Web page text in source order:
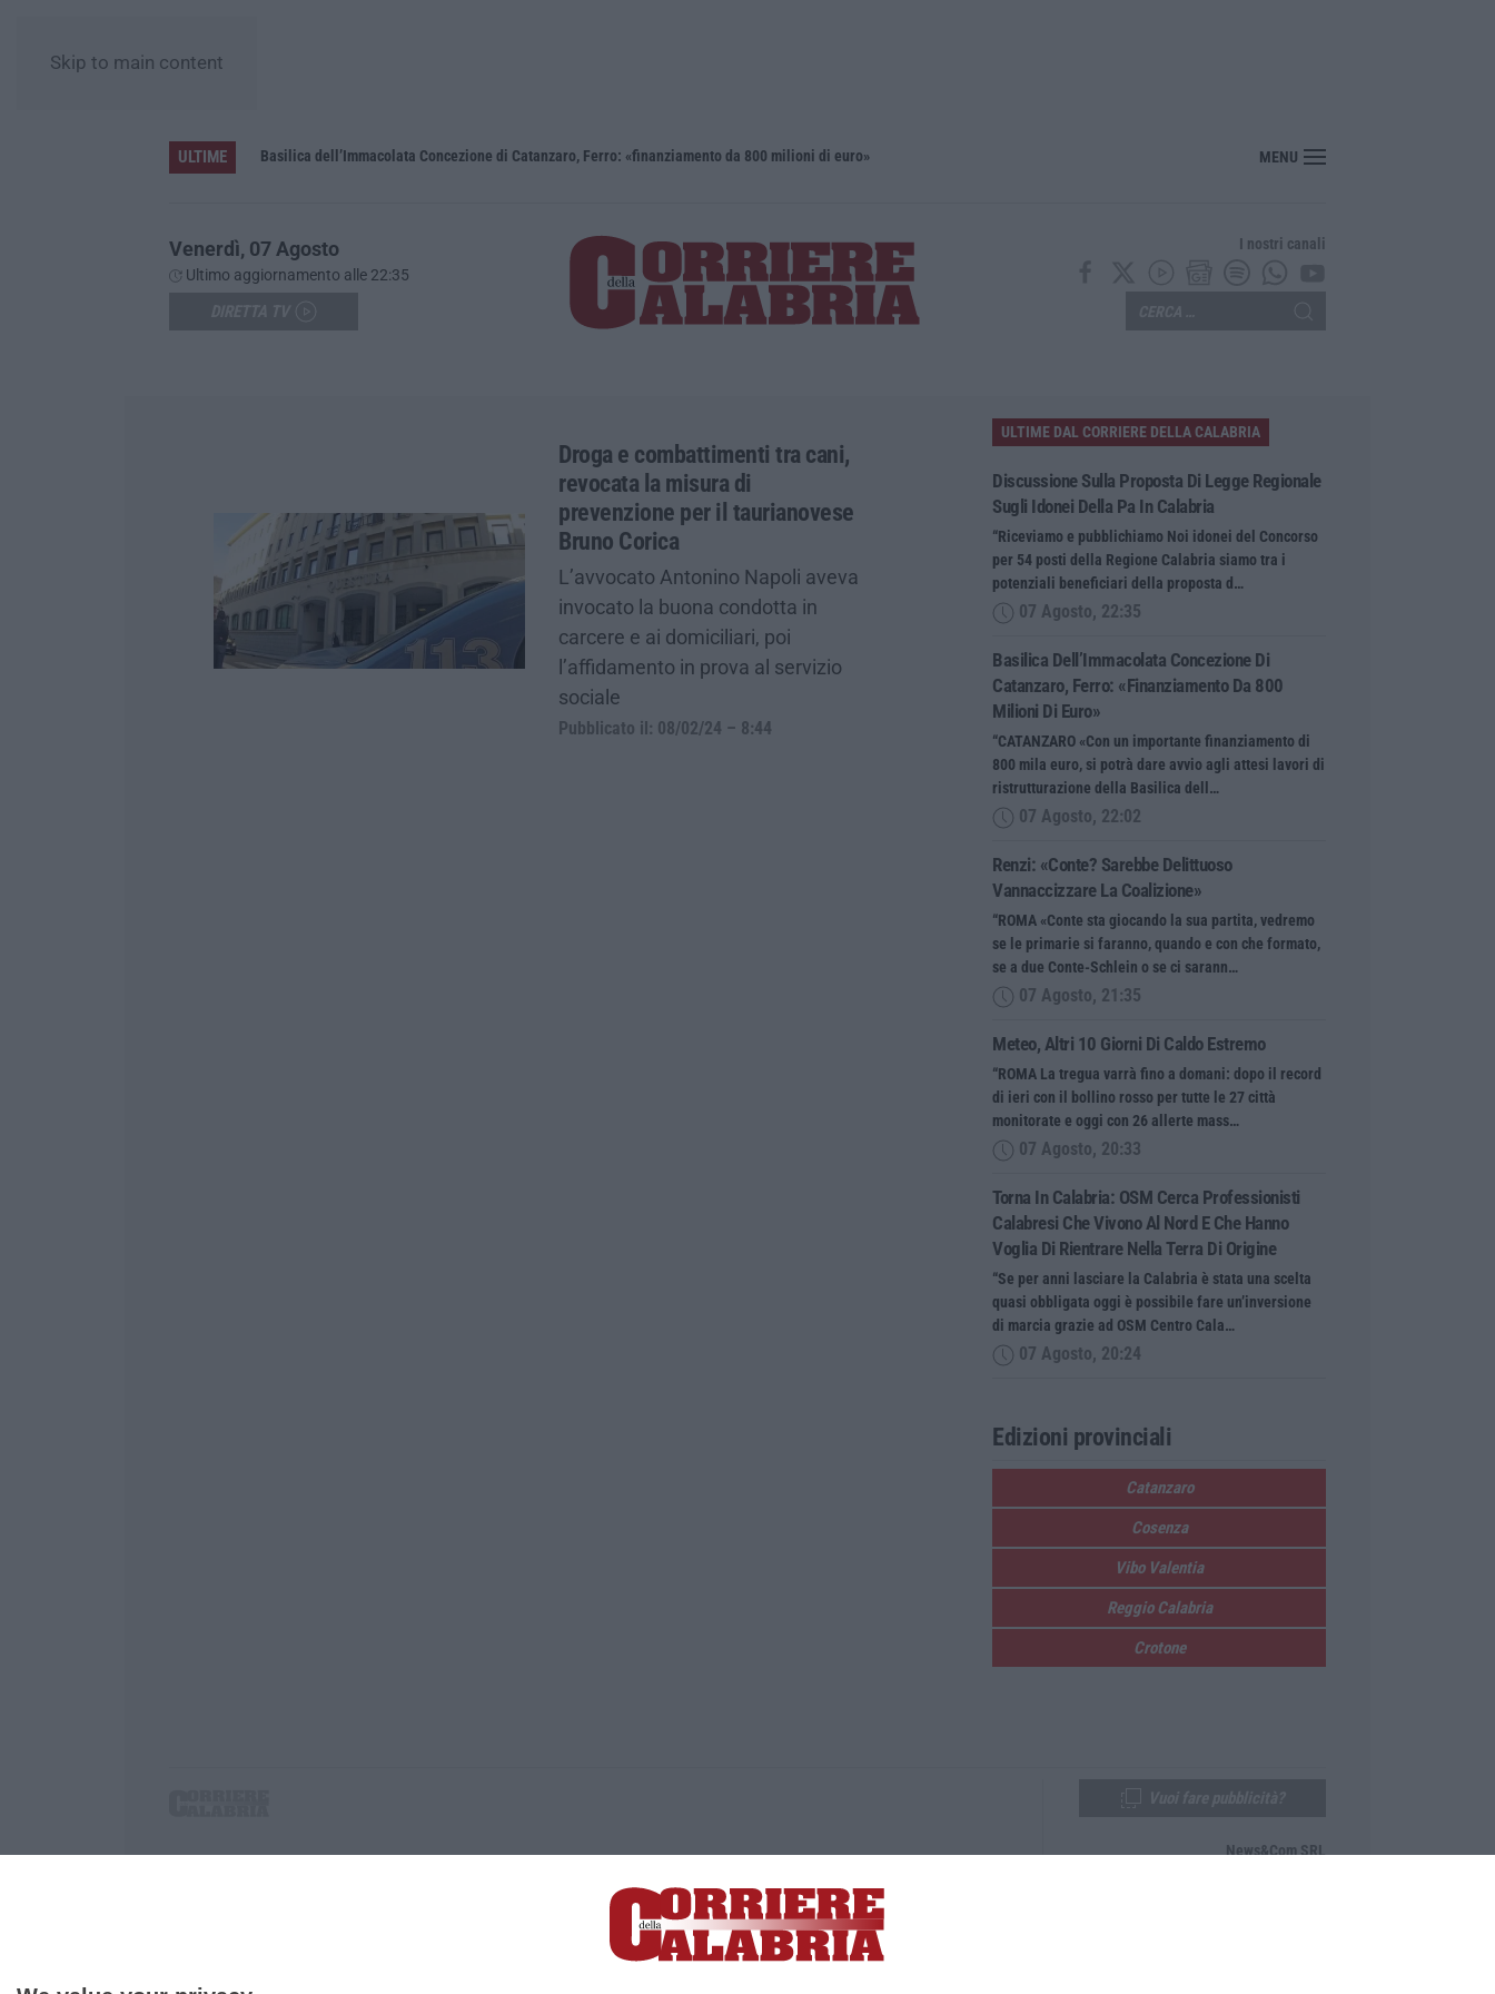
Skip to main content
ULTIME Basilica dell’Immacolata Concezione di Catanzaro, Ferro: «finanziamento da 800 milioni di euro» Renzi: «Conte? Sarebbe delittuoso vannaccizzare la coalizione»
MENU
Venerdì, 07 Agosto
Ultimo aggiornamento alle 22:35
I nostri canali
Droga e combattimenti tra cani,
revocata la misura di
prevenzione per il taurianovese
Bruno Corica
L’avvocato Antonino Napoli aveva
invocato la buona condotta in
carcere e ai domiciliari, poi
l’affidamento in prova al servizio
sociale
Pubblicato il: 08/02/24 – 8:44
ULTIME DAL CORRIERE DELLA CALABRIA
Discussione Sulla Proposta Di Legge Regionale
Sugli Idonei Della Pa In Calabria
“Riceviamo e pubblichiamo Noi idonei del Concorso
per 54 posti della Regione Calabria siamo tra i
potenziali beneficiari della proposta d…
07 Agosto, 22:35
Basilica Dell’Immacolata Concezione Di
Catanzaro, Ferro: «finanziamento Da 800
Milioni Di Euro»
“CATANZARO «Con un importante finanziamento di
800 mila euro, si potrà dare avvio agli attesi lavori di
ristrutturazione della Basilica dell…
07 Agosto, 22:02
Renzi: «Conte? Sarebbe Delittuoso
Vannaccizzare La Coalizione»
“ROMA «Conte sta giocando la sua partita, vedremo
se le primarie si faranno, quando e con che formato,
se a due Conte-Schlein o se ci sarann…
07 Agosto, 21:35
Meteo, Altri 10 Giorni Di Caldo Estremo
“ROMA La tregua varrà fino a domani: dopo il record
di ieri con il bollino rosso per tutte le 27 città
monitorate e oggi con 26 allerte mass…
07 Agosto, 20:33
Torna In Calabria: OSM Cerca Professionisti
Calabresi Che Vivono Al Nord E Che Hanno
Voglia Di Rientrare Nella Terra Di Origine
“Se per anni lasciare la Calabria è stata una scelta
quasi obbligata oggi è possibile fare un’inversione
di marcia grazie ad OSM Centro Cala…
07 Agosto, 20:24
Edizioni provinciali
Catanzaro
Cosenza
Vibo Valentia
Reggio Calabria
Crotone
P.IVA. 03199620794, Via del mare 6/G, S.Eufemia, Lamezia Terme (CZ)
Iscrizione tribunale di Lamezia Terme 5/2011 - Direttore responsabile Paola Militano |Privacy
News&Com SRL